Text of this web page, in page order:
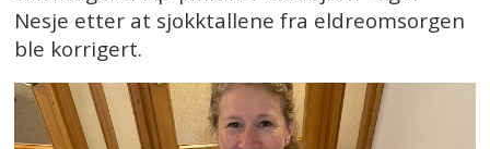
Nesje etter at sjokktallene fra eldreomsorgen
ble korrigert.